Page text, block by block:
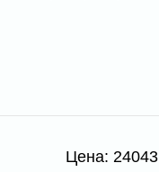
Цена: 24043